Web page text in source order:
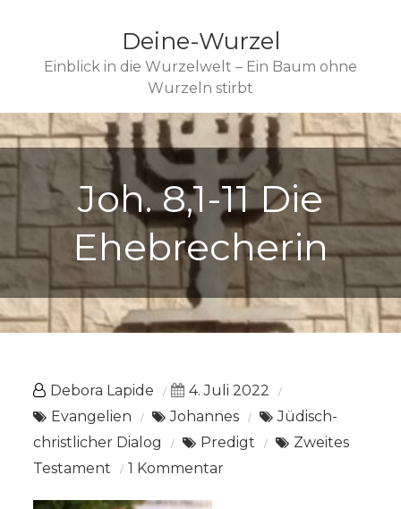
Deine-Wurzel
Einblick in die Wurzelwelt – Ein Baum ohne
Wurzeln stirbt
Joh. 8,1-11 Die
Ehebrecherin
Debora Lapide
4. Juli 2022
Evangelien
Johannes
Jüdisch-
christlicher Dialog
Predigt
Zweites
Testament
1 Kommentarzu